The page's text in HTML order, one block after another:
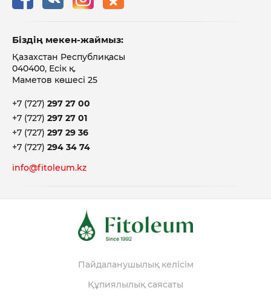
Біздің мекен-жаймыз:
Қазахстан Республиқасы
040400, Есік қ.
Маметов көшесі 25
+7 (727) 297 27 00
+7 (727) 297 27 01
+7 (727) 297 29 36
+7 (727) 294 34 74
info@fitoleum.kz
Пайдаланушылық келісім
Құпиялылық саясаты